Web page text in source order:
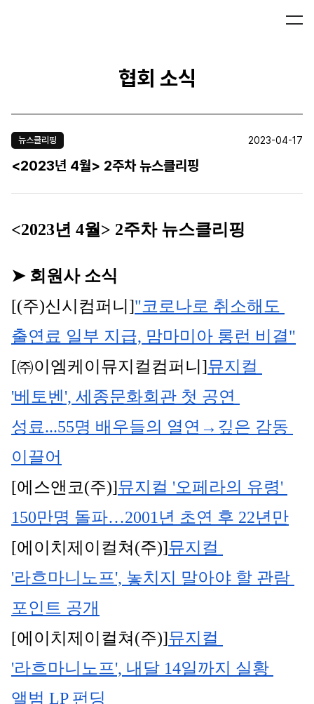
협회 소식
뉴스클리핑 2023-04-17
<2023년 4월> 2주차 뉴스클리핑
<2023년 4월> 2주차 뉴스클리핑
➤ 회원사 소식
[(주)신시컴퍼니]"코로나로 취소해도
출연료 일부 지급, 맘마미아 롱런 비결"
[㈜이엠케이뮤지컬컴퍼니]뮤지컬
'베토벤', 세종문화회관 첫 공연
성료...55명 배우들의 열연→깊은 감동
이끌어
[에스앤코(주)]뮤지컬 '오페라의 유령'
150만명 돌파…2001년 초연 후 22년만
[에이치제이컬쳐(주)]뮤지컬
'라흐마니노프', 놓치지 말아야 할 관람
포인트 공개
[에이치제이컬쳐(주)]뮤지컬
'라흐마니노프', 내달 14일까지 실황
앨범 LP 펀딩